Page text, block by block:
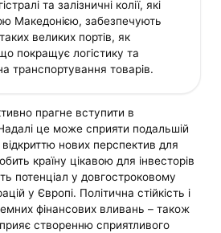
та залізничні колії, які
Македонією, забезпечують
великих портів, як
покращує логістику та
транспортування товарів.
прагне вступити в
це може сприяти подальшій
відкриттю нових перспектив для
країну цікавою для інвесторів
потенціал у довгостроковому
у Європі. Політична стійкість і
фінансових вливань – також
створенню сприятливого